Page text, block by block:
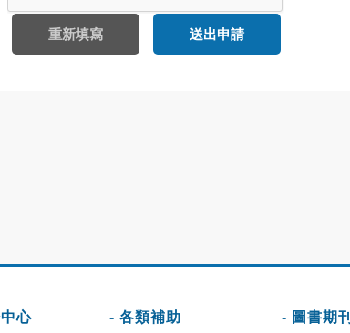
重新填寫 送出申請
心 - 各類補助 - 圖書期